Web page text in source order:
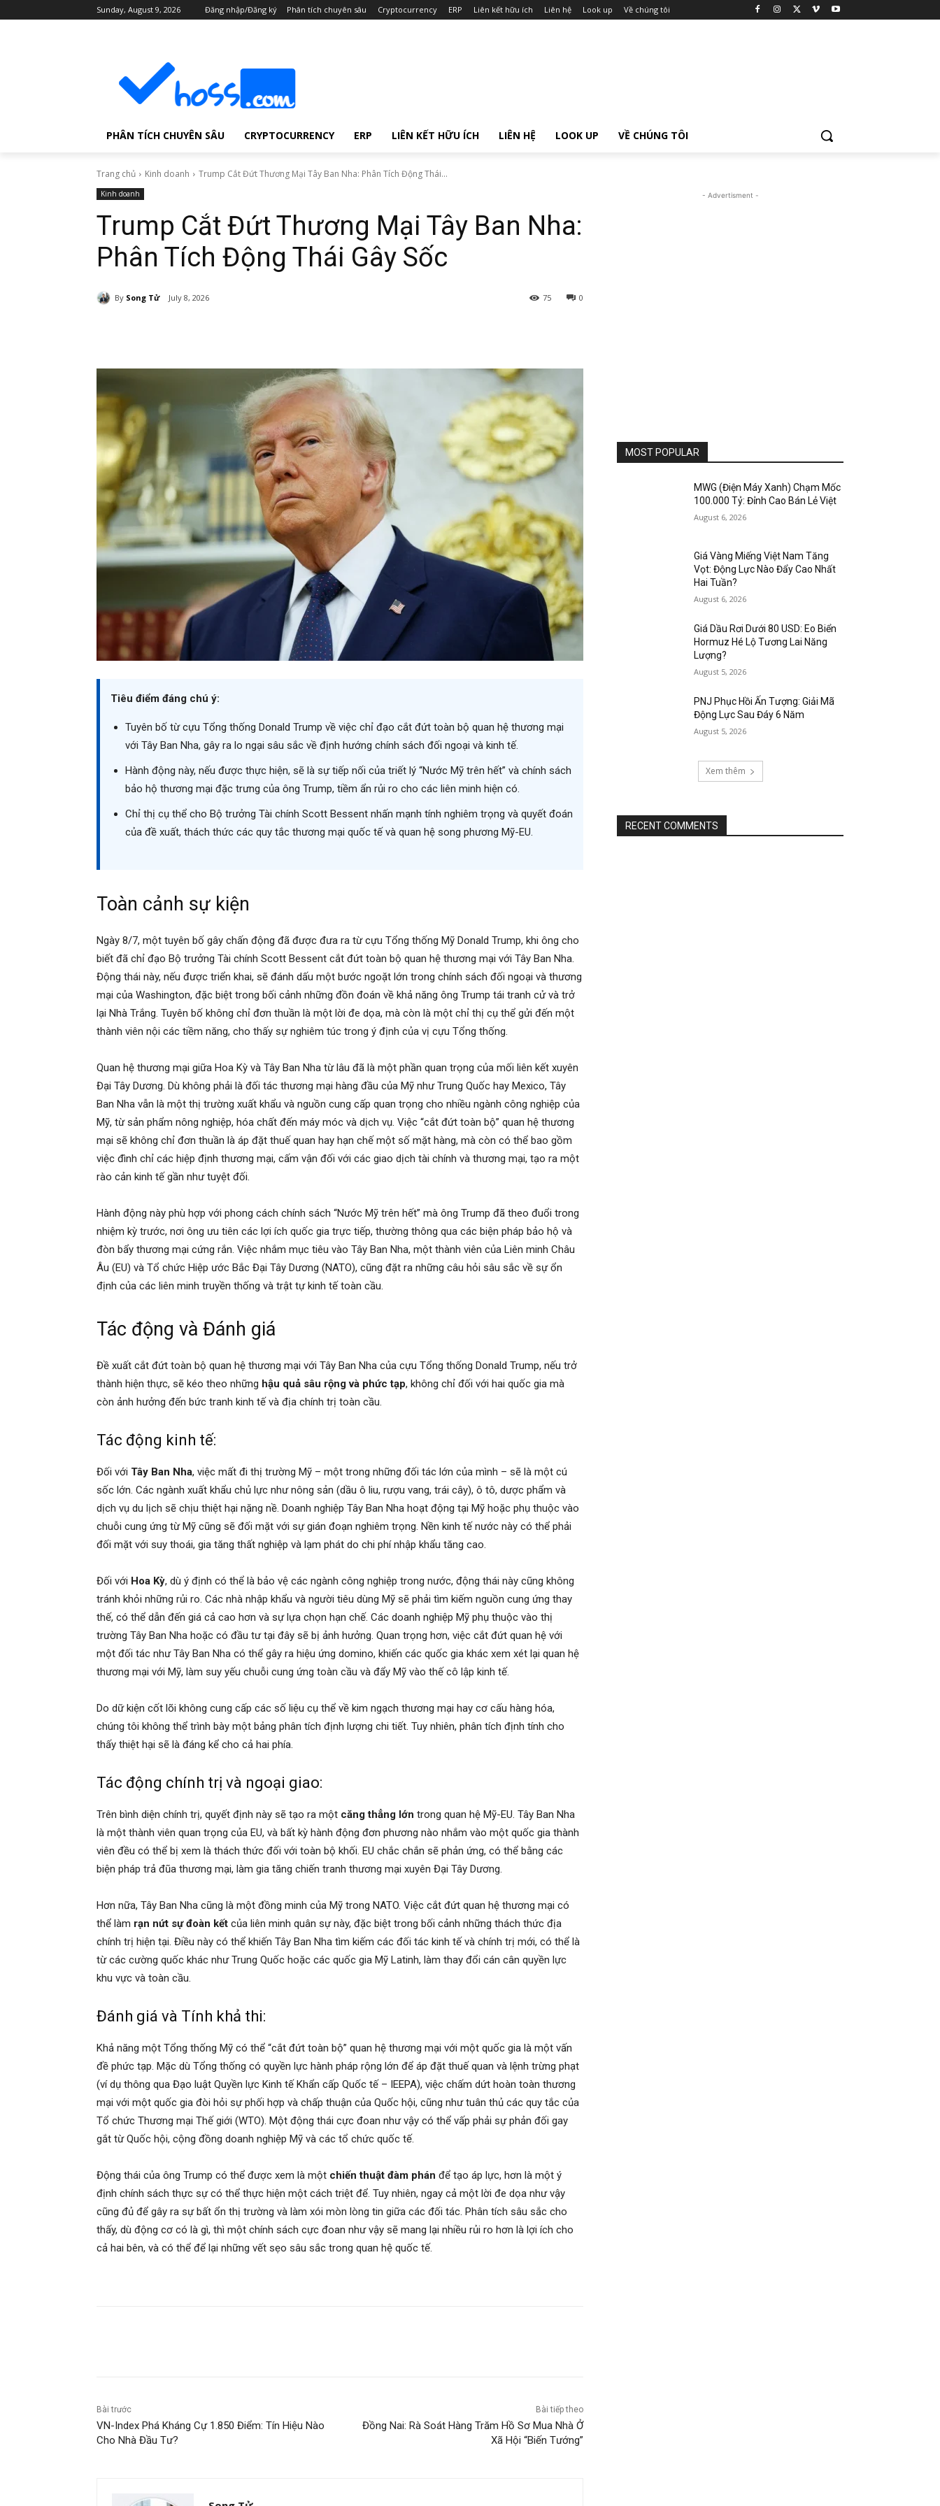
Sunday, August 9, 2026 Đăng nhập/Đăng ký Phân tích chuyên sâu Cryptocurrency ERP Liên kết hữu ích Liên hệ Look up Về chúng tôi
PHÂN TÍCH CHUYÊN SÂU CRYPTOCURRENCY ERP LIÊN KẾT HỮU ÍCH LIÊN HỆ LOOK UP VỀ CHÚNG TÔI
Trang chủ Kinh doanh Trump Cắt Đứt Thương Mại Tây Ban Nha: Phân Tích Động Thái...
Kinh doanh
Trump Cắt Đứt Thương Mại Tây Ban Nha:
Phân Tích Động Thái Gây Sốc
By Song Tử July 8, 2026 0
75
Tiêu điểm đáng chú ý:
Tuyên bố từ cựu Tổng thống Donald Trump về việc chỉ đạo cắt đứt toàn bộ quan hệ thương mại
với Tây Ban Nha, gây ra lo ngại sâu sắc về định hướng chính sách đối ngoại và kinh tế.
Hành động này, nếu được thực hiện, sẽ là sự tiếp nối của triết lý “Nước Mỹ trên hết” và chính sách
bảo hộ thương mại đặc trưng của ông Trump, tiềm ẩn rủi ro cho các liên minh hiện có.
Chỉ thị cụ thể cho Bộ trưởng Tài chính Scott Bessent nhấn mạnh tính nghiêm trọng và quyết đoán
của đề xuất, thách thức các quy tắc thương mại quốc tế và quan hệ song phương Mỹ-EU.
Toàn cảnh sự kiện
Ngày 8/7, một tuyên bố gây chấn động đã được đưa ra từ cựu Tổng thống Mỹ Donald Trump, khi ông cho
biết đã chỉ đạo Bộ trưởng Tài chính Scott Bessent cắt đứt toàn bộ quan hệ thương mại với Tây Ban Nha.
Động thái này, nếu được triển khai, sẽ đánh dấu một bước ngoặt lớn trong chính sách đối ngoại và thương
mại của Washington, đặc biệt trong bối cảnh những đồn đoán về khả năng ông Trump tái tranh cử và trở
lại Nhà Trắng. Tuyên bố không chỉ đơn thuần là một lời đe dọa, mà còn là một chỉ thị cụ thể gửi đến một
thành viên nội các tiềm năng, cho thấy sự nghiêm túc trong ý định của vị cựu Tổng thống.
Quan hệ thương mại giữa Hoa Kỳ và Tây Ban Nha từ lâu đã là một phần quan trọng của mối liên kết xuyên
Đại Tây Dương. Dù không phải là đối tác thương mại hàng đầu của Mỹ như Trung Quốc hay Mexico, Tây
Ban Nha vẫn là một thị trường xuất khẩu và nguồn cung cấp quan trọng cho nhiều ngành công nghiệp của
Mỹ, từ sản phẩm nông nghiệp, hóa chất đến máy móc và dịch vụ. Việc “cắt đứt toàn bộ” quan hệ thương
mại sẽ không chỉ đơn thuần là áp đặt thuế quan hay hạn chế một số mặt hàng, mà còn có thể bao gồm
việc đình chỉ các hiệp định thương mại, cấm vận đối với các giao dịch tài chính và thương mại, tạo ra một
rào cản kinh tế gần như tuyệt đối.
Hành động này phù hợp với phong cách chính sách “Nước Mỹ trên hết” mà ông Trump đã theo đuổi trong
nhiệm kỳ trước, nơi ông ưu tiên các lợi ích quốc gia trực tiếp, thường thông qua các biện pháp bảo hộ và
đòn bẩy thương mại cứng rắn. Việc nhắm mục tiêu vào Tây Ban Nha, một thành viên của Liên minh Châu
Âu (EU) và Tổ chức Hiệp ước Bắc Đại Tây Dương (NATO), cũng đặt ra những câu hỏi sâu sắc về sự ổn
định của các liên minh truyền thống và trật tự kinh tế toàn cầu.
Tác động và Đánh giá
Đề xuất cắt đứt toàn bộ quan hệ thương mại với Tây Ban Nha của cựu Tổng thống Donald Trump, nếu trở
thành hiện thực, sẽ kéo theo những hậu quả sâu rộng và phức tạp, không chỉ đối với hai quốc gia mà
còn ảnh hưởng đến bức tranh kinh tế và địa chính trị toàn cầu.
Tác động kinh tế:
Đối với Tây Ban Nha, việc mất đi thị trường Mỹ – một trong những đối tác lớn của mình – sẽ là một cú
sốc lớn. Các ngành xuất khẩu chủ lực như nông sản (dầu ô liu, rượu vang, trái cây), ô tô, dược phẩm và
dịch vụ du lịch sẽ chịu thiệt hại nặng nề. Doanh nghiệp Tây Ban Nha hoạt động tại Mỹ hoặc phụ thuộc vào
chuỗi cung ứng từ Mỹ cũng sẽ đối mặt với sự gián đoạn nghiêm trọng. Nền kinh tế nước này có thể phải
đối mặt với suy thoái, gia tăng thất nghiệp và lạm phát do chi phí nhập khẩu tăng cao.
Đối với Hoa Kỳ, dù ý định có thể là bảo vệ các ngành công nghiệp trong nước, động thái này cũng không
tránh khỏi những rủi ro. Các nhà nhập khẩu và người tiêu dùng Mỹ sẽ phải tìm kiếm nguồn cung ứng thay
thế, có thể dẫn đến giá cả cao hơn và sự lựa chọn hạn chế. Các doanh nghiệp Mỹ phụ thuộc vào thị
trường Tây Ban Nha hoặc có đầu tư tại đây sẽ bị ảnh hưởng. Quan trọng hơn, việc cắt đứt quan hệ với
một đối tác như Tây Ban Nha có thể gây ra hiệu ứng domino, khiến các quốc gia khác xem xét lại quan hệ
thương mại với Mỹ, làm suy yếu chuỗi cung ứng toàn cầu và đẩy Mỹ vào thế cô lập kinh tế.
Do dữ kiện cốt lõi không cung cấp các số liệu cụ thể về kim ngạch thương mại hay cơ cấu hàng hóa,
chúng tôi không thể trình bày một bảng phân tích định lượng chi tiết. Tuy nhiên, phân tích định tính cho
thấy thiệt hại sẽ là đáng kể cho cả hai phía.
Tác động chính trị và ngoại giao:
Trên bình diện chính trị, quyết định này sẽ tạo ra một căng thẳng lớn trong quan hệ Mỹ-EU. Tây Ban Nha
là một thành viên quan trọng của EU, và bất kỳ hành động đơn phương nào nhắm vào một quốc gia thành
viên đều có thể bị xem là thách thức đối với toàn bộ khối. EU chắc chắn sẽ phản ứng, có thể bằng các
biện pháp trả đũa thương mại, làm gia tăng chiến tranh thương mại xuyên Đại Tây Dương.
Hơn nữa, Tây Ban Nha cũng là một đồng minh của Mỹ trong NATO. Việc cắt đứt quan hệ thương mại có
thể làm rạn nứt sự đoàn kết của liên minh quân sự này, đặc biệt trong bối cảnh những thách thức địa
chính trị hiện tại. Điều này có thể khiến Tây Ban Nha tìm kiếm các đối tác kinh tế và chính trị mới, có thể là
từ các cường quốc khác như Trung Quốc hoặc các quốc gia Mỹ Latinh, làm thay đổi cán cân quyền lực
khu vực và toàn cầu.
Đánh giá và Tính khả thi:
Khả năng một Tổng thống Mỹ có thể “cắt đứt toàn bộ” quan hệ thương mại với một quốc gia là một vấn
đề phức tạp. Mặc dù Tổng thống có quyền lực hành pháp rộng lớn để áp đặt thuế quan và lệnh trừng phạt
(ví dụ thông qua Đạo luật Quyền lực Kinh tế Khẩn cấp Quốc tế – IEEPA), việc chấm dứt hoàn toàn thương
mại với một quốc gia đòi hỏi sự phối hợp và chấp thuận của Quốc hội, cũng như tuân thủ các quy tắc của
Tổ chức Thương mại Thế giới (WTO). Một động thái cực đoan như vậy có thể vấp phải sự phản đối gay
gắt từ Quốc hội, cộng đồng doanh nghiệp Mỹ và các tổ chức quốc tế.
Động thái của ông Trump có thể được xem là một chiến thuật đàm phán để tạo áp lực, hơn là một ý
định chính sách thực sự có thể thực hiện một cách triệt để. Tuy nhiên, ngay cả một lời đe dọa như vậy
cũng đủ để gây ra sự bất ổn thị trường và làm xói mòn lòng tin giữa các đối tác. Phân tích sâu sắc cho
thấy, dù động cơ có là gì, thì một chính sách cực đoan như vậy sẽ mang lại nhiều rủi ro hơn là lợi ích cho
cả hai bên, và có thể để lại những vết sẹo sâu sắc trong quan hệ quốc tế.
Bài trước
VN-Index Phá Kháng Cự 1.850 Điểm: Tín Hiệu Nào
Cho Nhà Đầu Tư?
Bài tiếp theo
Đồng Nai: Rà Soát Hàng Trăm Hồ Sơ Mua Nhà Ở
Xã Hội “Biến Tướng”
- Advertisment -
MOST POPULAR
MWG (Điện Máy Xanh) Chạm Mốc
100.000 Tỷ: Đỉnh Cao Bán Lẻ Việt
August 6, 2026
Giá Vàng Miếng Việt Nam Tăng
Vọt: Động Lực Nào Đẩy Cao Nhất
Hai Tuần?
August 6, 2026
Giá Dầu Rơi Dưới 80 USD: Eo Biển
Hormuz Hé Lộ Tương Lai Năng
Lượng?
August 5, 2026
PNJ Phục Hồi Ấn Tượng: Giải Mã
Động Lực Sau Đáy 6 Năm
August 5, 2026
Xem thêm
RECENT COMMENTS